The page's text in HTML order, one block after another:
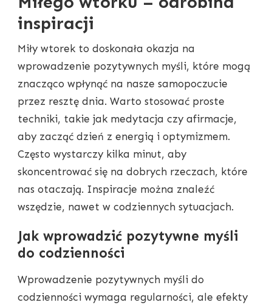
inspiracji
Miły wtorek to doskonała okazja na
wprowadzenie pozytywnych myśli, które mogą
znacząco wpłynąć na nasze samopoczucie
przez resztę dnia. Warto stosować proste
techniki, takie jak medytacja czy afirmacje,
aby zacząć dzień z energią i optymizmem.
Często wystarczy kilka minut, aby
skoncentrować się na dobrych rzeczach, które
nas otaczają. Inspiracje można znaleźć
wszędzie, nawet w codziennych sytuacjach.
Jak wprowadzić pozytywne myśli
do codzienności
Wprowadzenie pozytywnych myśli do
codzienności wymaga regularności, ale efekty